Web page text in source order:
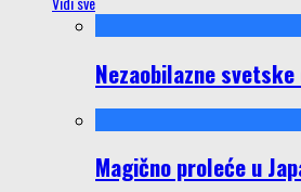
Nezaobilazne
Magično proleće u